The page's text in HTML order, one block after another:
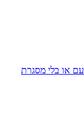
או בלי מסגרת